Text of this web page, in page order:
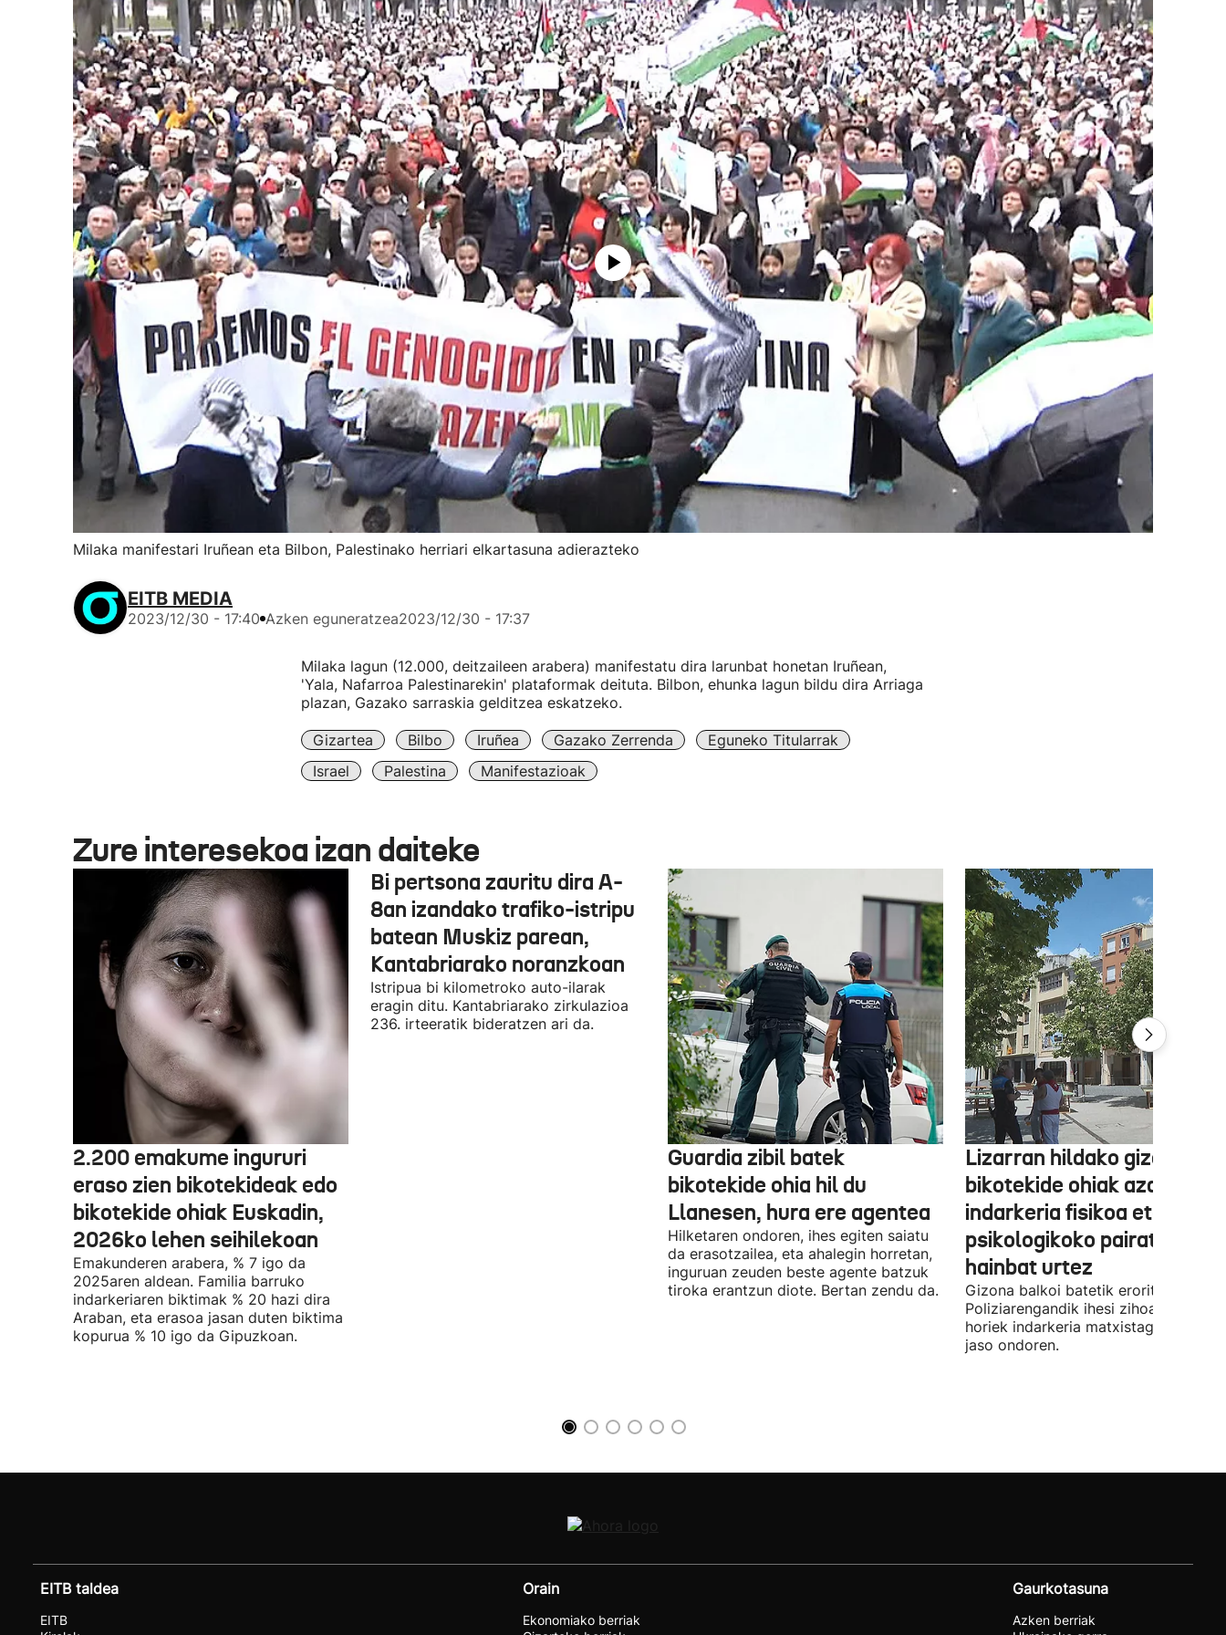
Milaka manifestari Iruñean eta Bilbon, Palestinako herriari elkartasuna adierazteko
EITB MEDIA
2023/12/30 - 17:40 Azken eguneratzea2023/12/30 - 17:37
Milaka lagun (12.000, deitzaileen arabera) manifestatu dira larunbat honetan Iruñean,
'Yala, Nafarroa Palestinarekin' plataformak deituta. Bilbon, ehunka lagun bildu dira Arriaga
plazan, Gazako sarraskia gelditzea eskatzeko.
Gizartea Bilbo Iruñea Gazako Zerrenda
Eguneko Titularrak
Israel
Palestina Manifestazioak
Zure interesekoa izan daiteke
2.200 emakume ingururi
eraso zien bikotekideak edo
bikotekide ohiak Euskadin,
2026ko lehen seihilekoan
Emakunderen arabera, % 7 igo da
2025aren aldean. Familia barruko
indarkeriaren biktimak % 20 hazi dira
Araban, eta erasoa jasan duten biktima
kopurua % 10 igo da Gipuzkoan.
Bi pertsona zauritu dira A-
8an izandako trafiko-istripu
batean Muskiz parean,
Kantabriarako noranzkoan
Istripua bi kilometroko auto-ilarak
eragin ditu. Kantabriarako zirkulazioa
236. irteeratik bideratzen ari da.
Guardia zibil batek
bikotekide ohia hil du
Llanesen, hura ere agentea
Hilketaren ondoren, ihes egiten saiatu
da erasotzailea, eta ahalegin horretan,
inguruan zeuden beste agente batzuk
tiroka erantzun diote. Bertan zendu da.
Lizarran hildako gizonaren
bikotekide ohiak azaldu du
indarkeria fisikoa eta
psikologikoko pairatu
hainbat urtez
Gizona balkoi batetik erorita hil zen,
Poliziarengandik ihesi zihoala, azken
horiek indarkeria matxistagatik
jaso ondoren.
EITB taldea
EITB
Orain
Ekonomiako berriak
Gaurkotasuna
Azken berriak